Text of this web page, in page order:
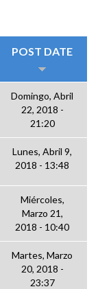
POST DATE
Domingo, Abril
22, 2018 -
21:20
Lunes, Abril 9,
2018 - 13:48
Miércoles,
Marzo 21,
2018 - 10:40
Martes, Marzo
20, 2018 -
23:37